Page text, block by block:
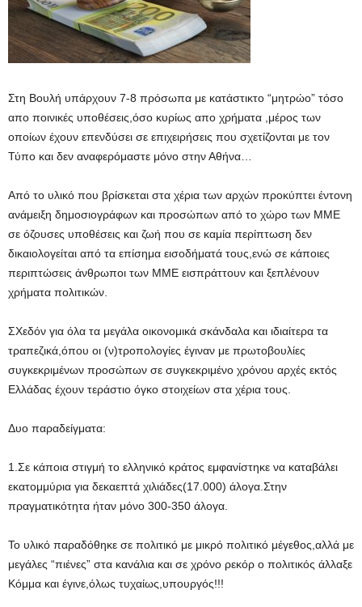
Στη Βουλή υπάρχουν 7-8 πρόσωπα με κατάστικτο “μητρώο” τόσο
απο ποινικές υποθέσεις,όσο κυρίως απο χρήματα ,μέρος των
οποίων έχουν επενδύσει σε επιχειρήσεις που σχετίζονται με τον
Τύπο και δεν αναφερόμαστε μόνο στην Αθήνα…
Από το υλικό που βρίσκεται στα χέρια των αρχών προκύπτει έντονη
ανάμειξη δημοσιογράφων και προσώπων από το χώρο των ΜΜΕ
σε όζουσες υποθέσεις και ζωή που σε καμία περίπτωση δεν
δικαιολογείται από τα επίσημα εισοδήματά τους,ενώ σε κάποιες
περιπτώσεις άνθρωποι των ΜΜΕ εισπράττουν και ξεπλένουν
χρήματα πολιτικών.
ΣΧεδόν για όλα τα μεγάλα οικονομικά σκάνδαλα και ιδιαίτερα τα
τραπεζικά,όπου οι (ν)τροπολογίες έγιναν με πρωτοβουλίες
συγκεκριμένων προσώπων σε συγκεκριμένο χρόνου αρχές εκτός
Ελλάδας έχουν τεράστιο όγκο στοιχείων στα χέρια τους.
Δυο παραδείγματα:
1.Σε κάποια στιγμή το ελληνικό κράτος εμφανίστηκε να καταβάλει
εκατομμύρια για δεκαεπτά χιλιάδες(17.000) άλογα.Στην
πραγματικότητα ήταν μόνο 300-350 άλογα.
Το υλικό παραδόθηκε σε πολιτικό με μικρό πολιτικό μέγεθος,αλλά με
μεγάλες “πιένες” στα κανάλια και σε χρόνο ρεκόρ ο πολιτικός άλλαξε
Κόμμα και έγινε,όλως τυχαίως,υπουργός!!!